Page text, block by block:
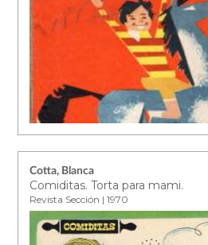
Cotta, Blanca
Comiditas. Torta para mami.
Revista Sección | 1970